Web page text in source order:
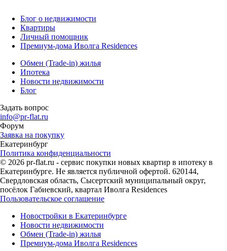
Блог о недвижимости
Квартиры
Личный помощник
Премиум-дома Иволга Residences
Обмен (Trade-in) жилья
Ипотека
Новости недвижимости
Блог
Задать вопрос
info@pr-flat.ru
Форум
Заявка на покупку
Екатеринбург
Политика конфиденциальности
© 2026 pr-flat.ru - сервис покупки новых квартир в ипотеку в
Екатеринбурге. Не является публичной офертой. 620144,
Свердловская область, Сысертский муниципальный округ,
посёлок Габиевский, квартал Иволга Residences
Пользовательское соглашение
Новостройки в Екатеринбурге
Новости недвижимости
Обмен (Trade-in) жилья
Премиум-дома Иволга Residences